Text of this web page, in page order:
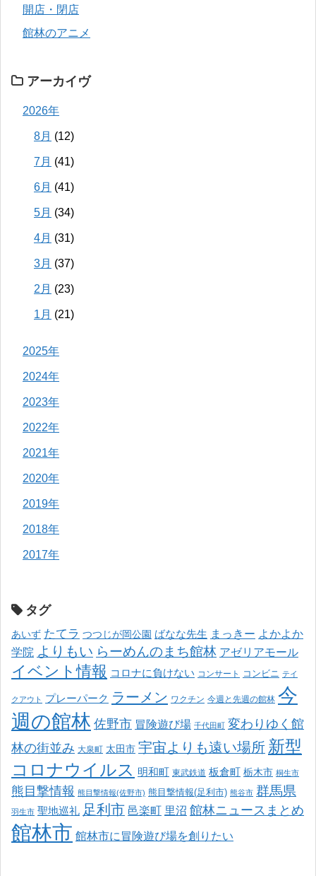
開店・閉店
館林のアニメ
アーカイヴ
2026年
8月 (12)
7月 (41)
6月 (41)
5月 (34)
4月 (31)
3月 (37)
2月 (23)
1月 (21)
2025年
2024年
2023年
2022年
2021年
2020年
2019年
2018年
2017年
タグ
あいず たてラ つつじが岡公園 ばなな先生 まっきー よかよか
学院 よりもい らーめんのまち館林 アゼリアモール
イベント情報 コロナに負けない コンサート コンビニ テイ
クアウト プレーパーク ラーメン ワクチン 今週と先週の館林 今
週の館林 佐野市 冒険遊び場 千代田町 変わりゆく館
林の街並み 大泉町 太田市 宇宙よりも遠い場所 新型
コロナウイルス 明和町 東武鉄道 板倉町 栃木市 桐生市
熊目撃情報 熊目撃情報(佐野市) 熊目撃情報(足利市) 熊谷市 群馬県
羽生市 聖地巡礼 足利市 邑楽町 里沼 館林ニュースまとめ
館林市 館林市に冒険遊び場を創りたい